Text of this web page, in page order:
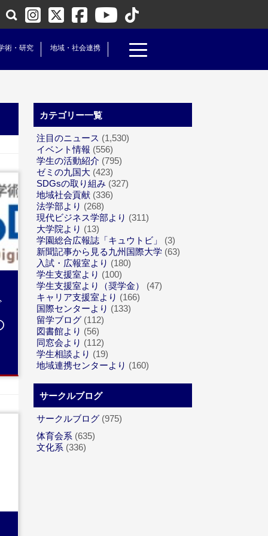
術・研究 地域・社会連携
カテゴリー一覧
注目のニュース (1,530)
イベント情報 (556)
学生の活動紹介 (795)
ゼミの九国大 (423)
SDGsの取り組み (327)
地域社会貢献 (336)
法学部より (268)
現代ビジネス学部より (311)
大学院より (13)
学園総合広報誌「キュウトビ」
(3)
新聞記事から見る九州国際大学 (63)
入試・広報室より (180)
学生支援室より (100)
学生支援室より（奨学金）
(47)
キャリア支援室より (166)
国際センターより (133)
留学ブログ (112)
図書館より (56)
同窓会より (112)
学生相談より (19)
地域連携センターより (160)
サークルブログ
サークルブログ (975)
体育会系 (635)
文化系 (336)